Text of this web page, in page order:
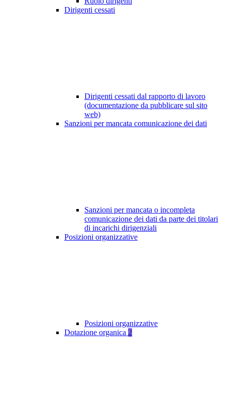
Dirigenti cessati
Dirigenti cessati dal rapporto di lavoro
(documentazione da pubblicare sul sito
web)
Sanzioni per mancata comunicazione dei dati
Sanzioni per mancata o incompleta
comunicazione dei dati da parte dei titolari
di incarichi dirigenziali
Posizioni organizzative
Posizioni organizzative
Dotazione organica 2